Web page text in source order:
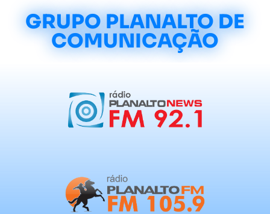
GRUPO PLANALTO DE
COMUNICAÇÃO